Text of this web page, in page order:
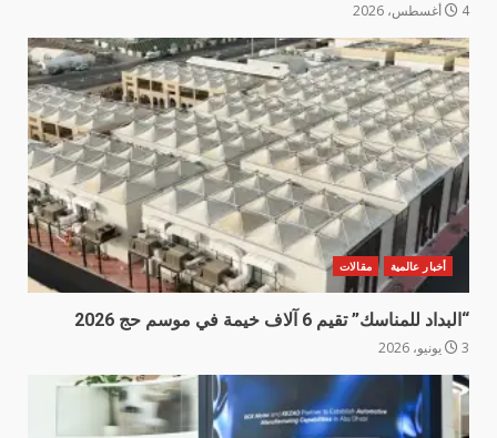
4 أغسطس، 2026
أخبار عالمية مقالات
“البداد للمناسك” تقيم 6 آلاف خيمة في موسم حج 2026
3 يونيو، 2026